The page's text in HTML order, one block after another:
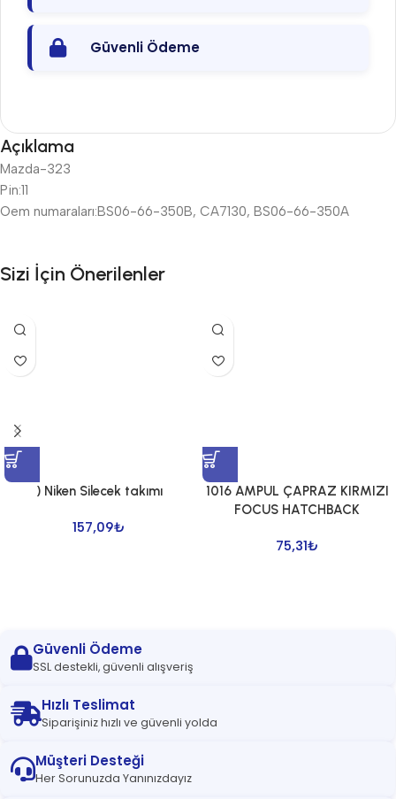
Güvenli Ödeme
Açıklama
Mazda-323
Pin:11
Oem numaraları:BS06-66-350B, CA7130, BS06-66-350A
Sizi İçin Önerilenler
) Niken Silecek takımı
157,09₺
1016 AMPUL ÇAPRAZ KIRMIZI
FOCUS HATCHBACK
75,31₺
Güvenli Ödeme
SSL destekli, güvenli alışveriş
Hızlı Teslimat
Siparişiniz hızlı ve güvenli yolda
Müşteri Desteği
Her Sorunuzda Yanınızdayız